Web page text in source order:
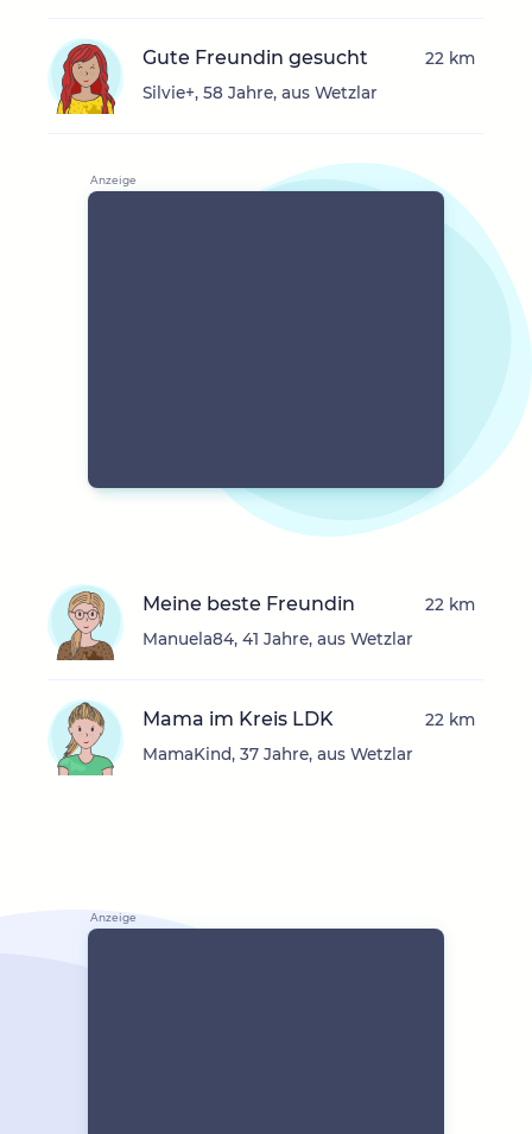
Gute Freundin gesucht
Silvie+, 58 Jahre, aus Wetzlar
22 km
Meine beste Freundin
Manuela84, 41 Jahre, aus Wetzlar
22 km
Mama im Kreis LDK
MamaKind, 37 Jahre, aus Wetzlar
22 km